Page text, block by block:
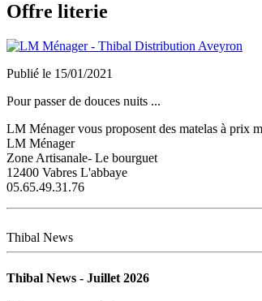
Offre literie
Publié le 15/01/2021
Pour passer de douces nuits ...
LM Ménager vous proposent des matelas à prix
LM Ménager
Zone Artisanale- Le bourguet
12400 Vabres L'abbaye
05.65.49.31.76
Thibal News
Thibal News - Juillet 2026